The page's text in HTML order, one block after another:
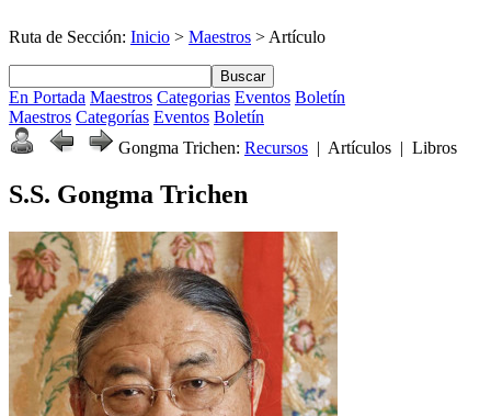
Ruta de Sección: Inicio > Maestros > Artículo
Buscar
En Portada Maestros Categorias Eventos Boletín
Maestros Categorías Eventos Boletín
Gongma Trichen: Recursos | Artículos | Libros
S.S. Gongma Trichen